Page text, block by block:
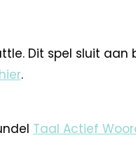
Dit spel sluit
hier.
Taal Actief